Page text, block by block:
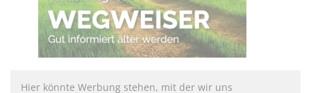
Hier könnte Werbung stehen, mit der wir uns